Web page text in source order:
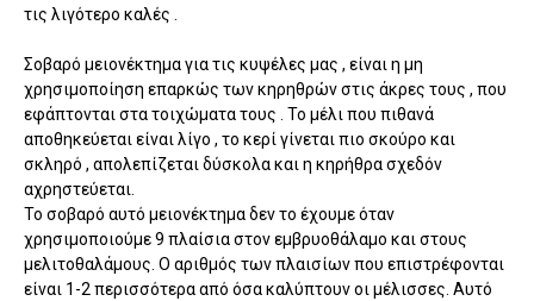
τις λιγότερο καλές .
Σοβαρό μειονέκτημα για τις κυψέλες μας , είναι η μη
χρησιμοποίηση επαρκώς των κηρηθρών στις άκρες τους , που
εφάπτονται στα τοιχώματα τους . Το μέλι που πιθανά
αποθηκεύεται είναι λίγο , το κερί γίνεται πιο σκούρο και
σκληρό , απολεπίζεται δύσκολα και η κηρήθρα σχεδόν
αχρηστεύεται.
Το σοβαρό αυτό μειονέκτημα δεν το έχουμε όταν
χρησιμοποιούμε 9 πλαίσια στον εμβρυοθάλαμο και στους
μελιτοθαλάμους. Ο αριθμός των πλαισίων που επιστρέφονται
είναι 1-2 περισσότερα από όσα καλύπτουν οι μέλισσες. Αυτό